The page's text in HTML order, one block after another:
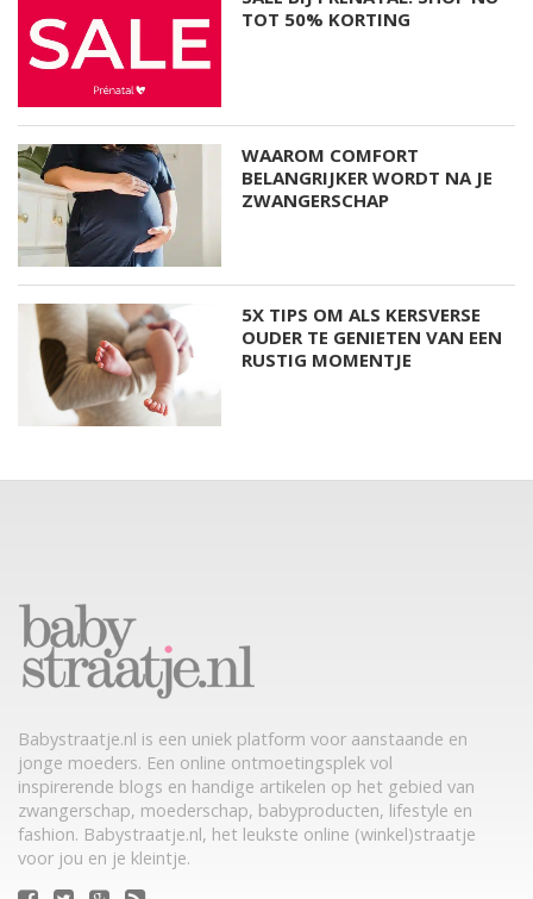
TOT 50% KORTING
WAAROM COMFORT
BELANGRIJKER WORDT NA JE
ZWANGERSCHAP
5X TIPS OM ALS KERSVERSE
OUDER TE GENIETEN VAN EEN
RUSTIG MOMENTJE
Babystraatje.nl is een uniek platform voor aanstaande en
jonge moeders. Een online ontmoetingsplek vol
inspirerende blogs en handige artikelen op het gebied van
zwangerschap, moederschap, babyproducten, lifestyle en
fashion. Babystraatje.nl, het leukste online (winkel)straatje
voor jou en je kleintje.